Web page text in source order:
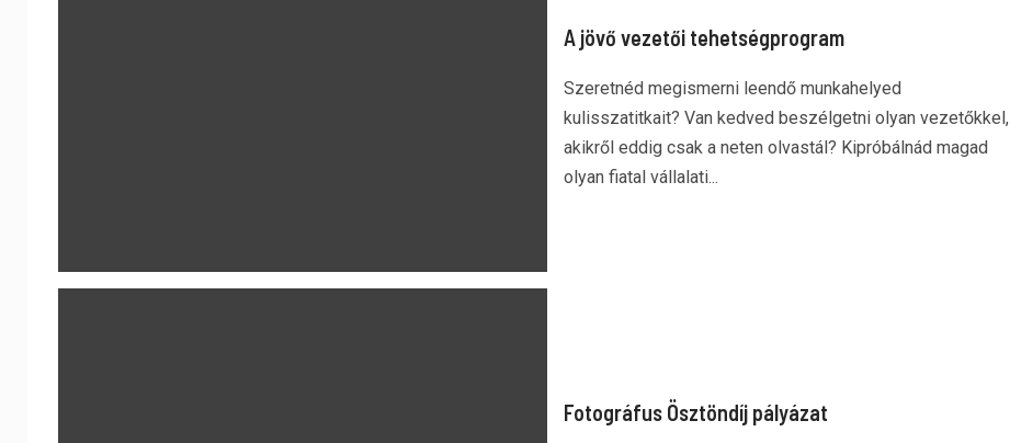
A jövő vezetői tehetségprogram
Szeretnéd megismerni leendő munkahelyed
kulisszatitkait? Van kedved beszélgetni olyan vezetőkkel,
akikről eddig csak a neten olvastál? Kipróbálnád magad
olyan fiatal vállalati...
Fotográfus Ösztöndíj pályázat